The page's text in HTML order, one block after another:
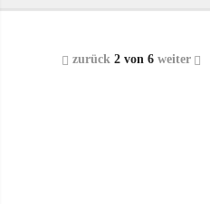
zurück2 von 6 weiter